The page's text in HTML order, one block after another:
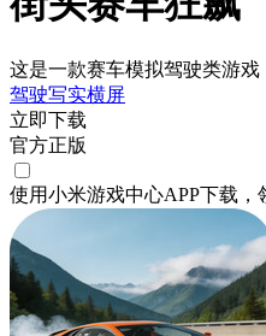
这是一款赛车模拟驾驶类游戏
驾驶写实横屏
立即下载
官方正版
使用小米游戏中心APP下载